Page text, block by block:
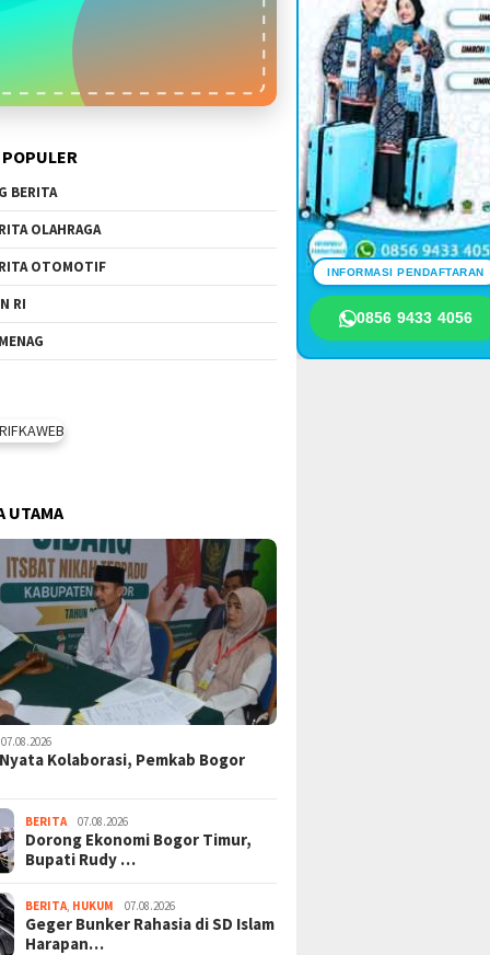
INFORMASI PENDAFTARAN
0856 9433 4056
BERITA
OLAHRAGA
OTOMOTIF
RI
UTAMA
07.08.2026
Kolaborasi, Pemkab Bogor
BERITA 07.08.2026
Dorong Ekonomi Bogor Timur,
Bupati Rudy …
BERITA, HUKUM 07.08.2026
Geger Bunker Rahasia di SD Islam
Harapan…